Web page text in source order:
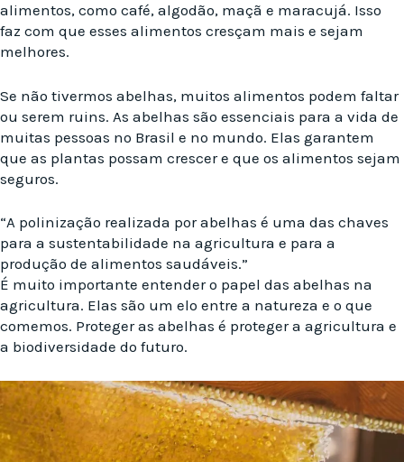
alimentos, como café, algodão, maçã e maracujá. Isso
faz com que esses alimentos cresçam mais e sejam
melhores.
Se não tivermos abelhas, muitos alimentos podem faltar
ou serem ruins. As abelhas são essenciais para a vida de
muitas pessoas no Brasil e no mundo. Elas garantem
que as plantas possam crescer e que os alimentos sejam
seguros.
“A polinização realizada por abelhas é uma das chaves
para a sustentabilidade na agricultura e para a
produção de alimentos saudáveis.”
É muito importante entender o papel das abelhas na
agricultura. Elas são um elo entre a natureza e o que
comemos. Proteger as abelhas é proteger a agricultura e
a biodiversidade do futuro.